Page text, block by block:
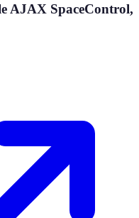
AJAX SpaceControl,